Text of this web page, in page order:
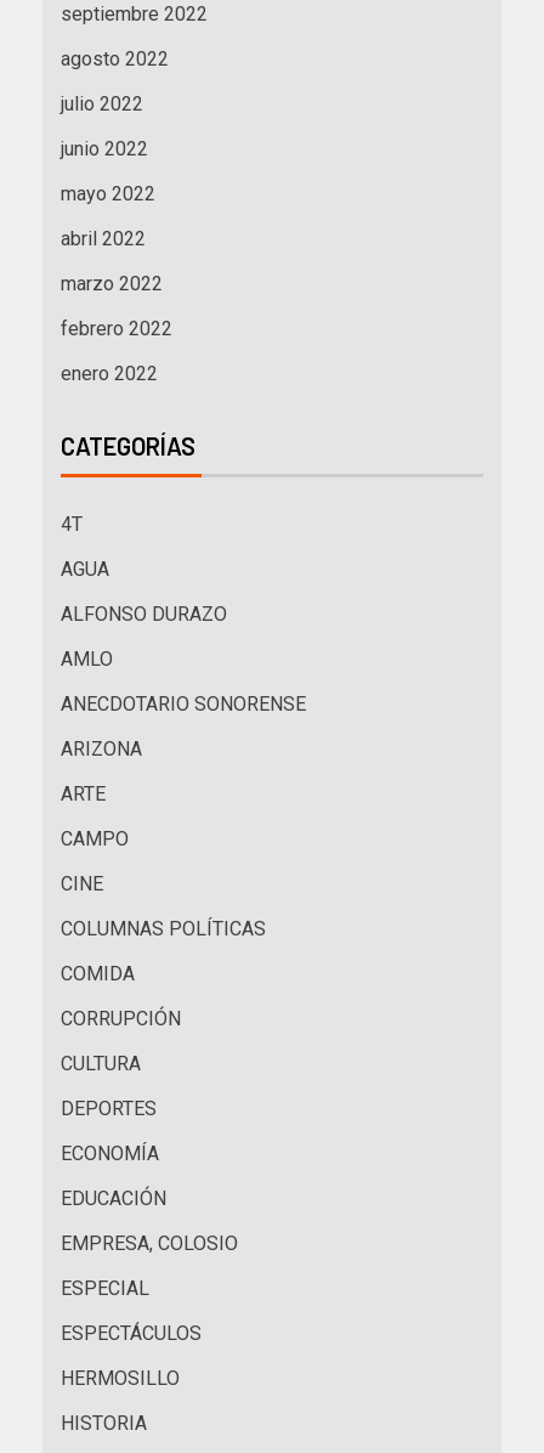
septiembre 2022
agosto 2022
julio 2022
junio 2022
mayo 2022
abril 2022
marzo 2022
febrero 2022
enero 2022
CATEGORÍAS
4T
AGUA
ALFONSO DURAZO
AMLO
ANECDOTARIO SONORENSE
ARIZONA
ARTE
CAMPO
CINE
COLUMNAS POLÍTICAS
COMIDA
CORRUPCIÓN
CULTURA
DEPORTES
ECONOMÍA
EDUCACIÓN
EMPRESA, COLOSIO
ESPECIAL
ESPECTÁCULOS
HERMOSILLO
HISTORIA